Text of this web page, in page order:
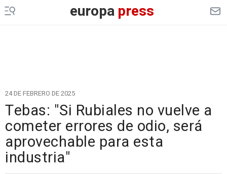
europapress
24 DE FEBRERO DE 2025
Tebas: "Si Rubiales no vuelve a
cometer errores de odio, será
aprovechable para esta
industria"